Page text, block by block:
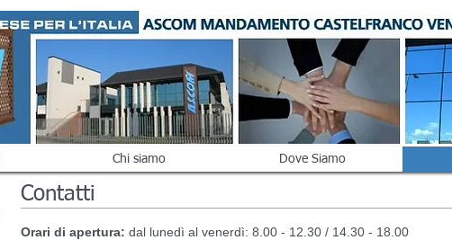
Chi siamo Dove Siamo
Contatti
Orari di apertura: dal lunedì al venerdì: 8.00 - 12.30 / 14.30 - 18.00